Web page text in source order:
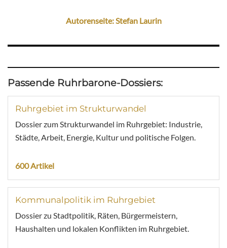
Autorenseite: Stefan Laurin
Passende Ruhrbarone-Dossiers:
Ruhrgebiet im Strukturwandel
Dossier zum Strukturwandel im Ruhrgebiet: Industrie,
Städte, Arbeit, Energie, Kultur und politische Folgen.
600 Artikel
Kommunalpolitik im Ruhrgebiet
Dossier zu Stadtpolitik, Räten, Bürgermeistern,
Haushalten und lokalen Konflikten im Ruhrgebiet.